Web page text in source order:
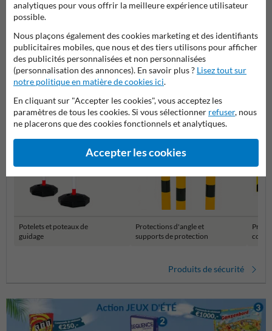
montage au sol -
Plus de produits relatifs
Catégories dans cette groupe
Potelets et poteaux de
guidage
Protections d'angle et
supports de protection
Produits de sécurité
analytiques pour vous offrir la meilleure expérience utilisateur
possible.
Nous plaçons également des cookies marketing et des identifiants
publicitaires mobiles, que nous et des tiers utilisons pour afficher
des publicités personnalisées et non personnalisées
(personnalisation des annonces). En savoir plus ? Lisez tout sur
notre politique en matière de cookies ici.
En cliquant sur "Accepter les cookies", vous acceptez les
paramètres de tous les cookies. Si vous sélectionner refuser, nous
ne placerons que des cookies fonctionnels et analytiques.
Accepter les cookies